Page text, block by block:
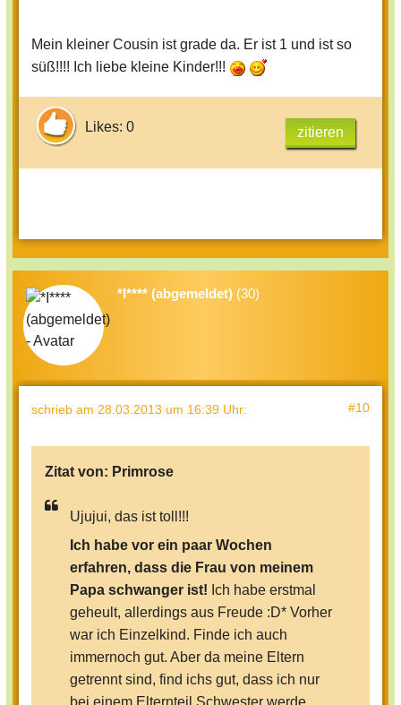
Mein kleiner Cousin ist grade da. Er ist 1 und ist so
süß!!!! Ich liebe kleine Kinder!!!
Likes: 0 zitieren
*I**** (abgemeldet) (30)
schrieb am 28.03.2013 um 16:39 Uhr: #10
Zitat von: Primrose
Ujujui, das ist toll!!!
Ich habe vor ein paar Wochen
erfahren, dass die Frau von meinem
Papa schwanger ist! Ich habe erstmal
geheult, allerdings aus Freude :D* Vorher
war ich Einzelkind. Finde ich auch
immernoch gut. Aber da meine Eltern
getrennt sind, find ichs gut, dass ich nur